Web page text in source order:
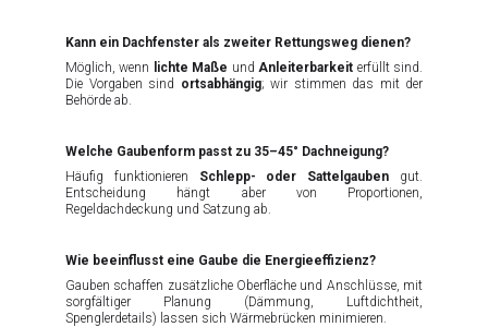
Kann ein Dachfenster als zweiter Rettungsweg dienen?
Möglich, wenn
lichte Maße undAnleiterbarkeit erfüllt sind.
Die Vorgaben sind ortsabhängig; wir stimmen das mit der
Behörde ab.
Welche Gaubenform passt zu 35–45° Dachneigung?
Häufig funktionieren Schlepp- oder Sattelgauben gut.
Entscheidung hängt aber von Proportionen,
Regeldachdeckung und Satzung ab.
Wie beeinflusst eine Gaube die Energieeffizienz?
Gauben schaffen zusätzliche Oberfläche und Anschlüsse, mit
sorgfältiger Planung (Dämmung, Luftdichtheit,
Spenglerdetails) lassen sich Wärmebrücken minimieren.